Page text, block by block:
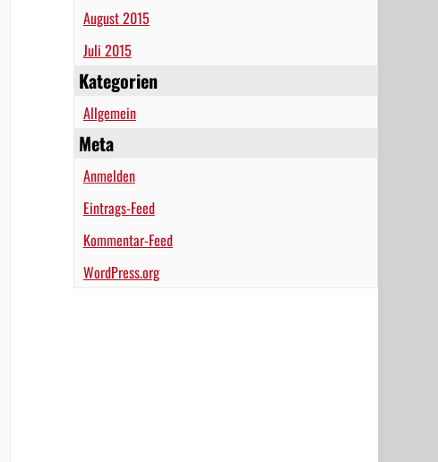
August 2015
Juli 2015
Kategorien
Allgemein
Meta
Anmelden
Eintrags-Feed
Kommentar-Feed
WordPress.org